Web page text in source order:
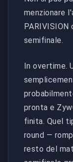
menzionare
semifinale.
In overtime.
pronta e
finita. Quel
round —
resto del